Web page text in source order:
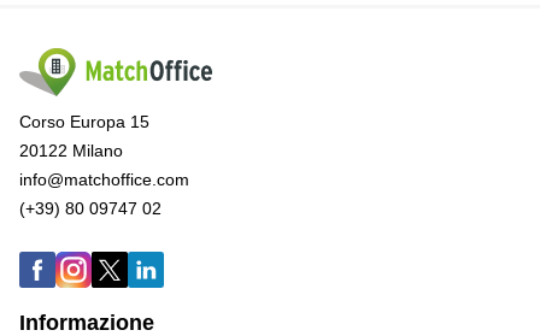
Corso Europa 15
20122 Milano
info@matchoffice.com
(+39) 80 09747 02
Informazione